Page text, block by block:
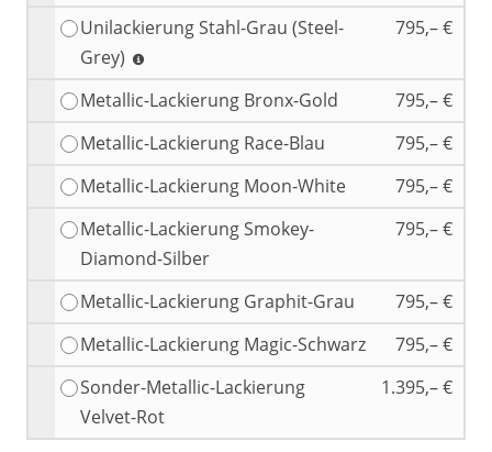
Unilackierung Stahl-Grau (Steel-
Grey)
795,– €
Metallic-Lackierung Bronx-Gold
795,– €
Metallic-Lackierung Race-Blau
795,– €
Metallic-Lackierung Moon-White
795,– €
Metallic-Lackierung Smokey-
Diamond-Silber
795,– €
Metallic-Lackierung Graphit-Grau
795,– €
Metallic-Lackierung Magic-Schwarz
795,– €
Sonder-Metallic-Lackierung
Velvet-Rot
1.395,– €